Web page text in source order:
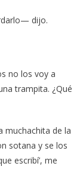
dijo.
no los voy a
trampita. ¿Qué
muchachita de la
sotana y se los
escribí’, me